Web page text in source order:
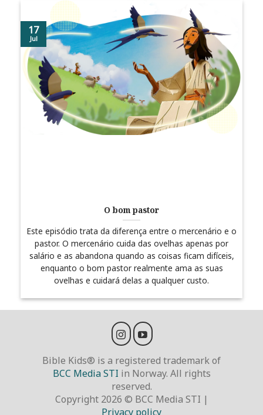
O bom pastor
Este episódio trata da diferença entre o mercenário e o
pastor. O mercenário cuida das ovelhas apenas por
salário e as abandona quando as coisas ficam difíceis,
enquanto o bom pastor realmente ama as suas
ovelhas e cuidará delas a qualquer custo.
17
Jul
Bible Kids® is a registered trademark of
BCC Media STI in Norway. All rights
reserved.
Copyright 2026 © BCC Media STI |
Privacy policy